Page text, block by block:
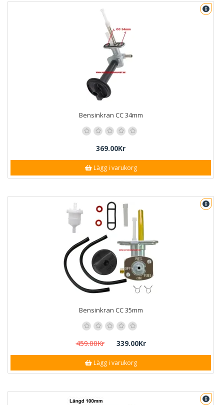
Bensinkran CC 34mm
369.00Kr
Lägg i varukorg
Bensinkran CC 35mm
459.00Kr 339.00Kr
Lägg i varukorg